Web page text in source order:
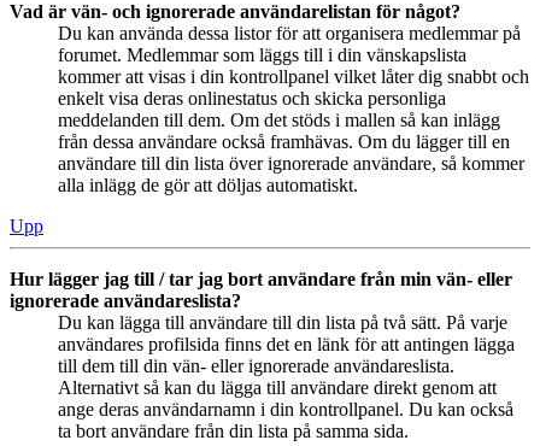
Vad är vän- och ignorerade användarelistan för något?
Du kan använda dessa listor för att organisera medlemmar på
forumet. Medlemmar som läggs till i din vänskapslista
kommer att visas i din kontrollpanel vilket låter dig snabbt och
enkelt visa deras onlinestatus och skicka personliga
meddelanden till dem. Om det stöds i mallen så kan inlägg
från dessa användare också framhävas. Om du lägger till en
användare till din lista över ignorerade användare, så kommer
alla inlägg de gör att döljas automatiskt.
Upp
Hur lägger jag till / tar jag bort användare från min vän- eller
ignorerade användareslista?
Du kan lägga till användare till din lista på två sätt. På varje
användares profilsida finns det en länk för att antingen lägga
till dem till din vän- eller ignorerade användareslista.
Alternativt så kan du lägga till användare direkt genom att
ange deras användarnamn i din kontrollpanel. Du kan också
ta bort användare från din lista på samma sida.